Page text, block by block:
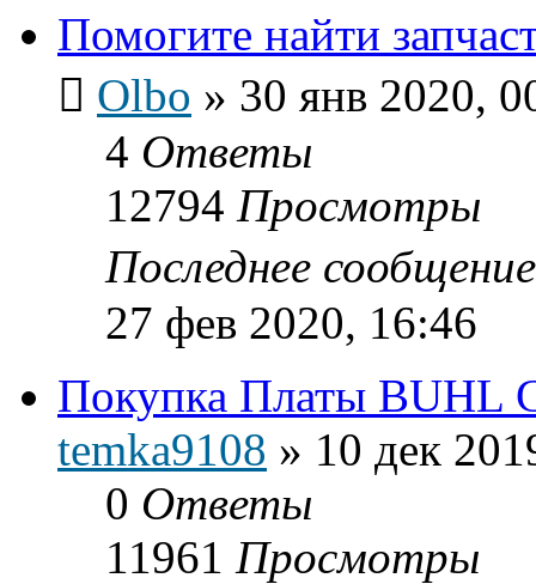
Помогите найти
Olbo » 30 янв 2020,
4 Ответы
12794 Просмотры
Последнее
27 фев 2020, 16:46
Покупка Платы BUHL
temka9108 » 10 дек
0 Ответы
11961 Просмотры